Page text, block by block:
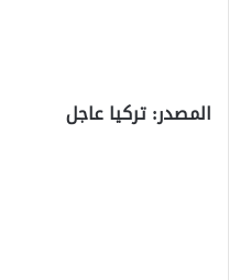
المصدر: تركيا عاجل